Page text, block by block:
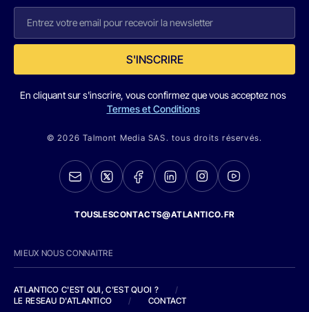
S'INSCRIRE
En cliquant sur s'inscrire, vous confirmez que vous acceptez nos
Termes et Conditions
© 2026 Talmont Media SAS. tous droits réservés.
TOUSLESCONTACTS@ATLANTICO.FR
MIEUX NOUS CONNAITRE
ATLANTICO C'EST QUI, C'EST QUOI ?
/
LE RESEAU D'ATLANTICO
/ CONTACT